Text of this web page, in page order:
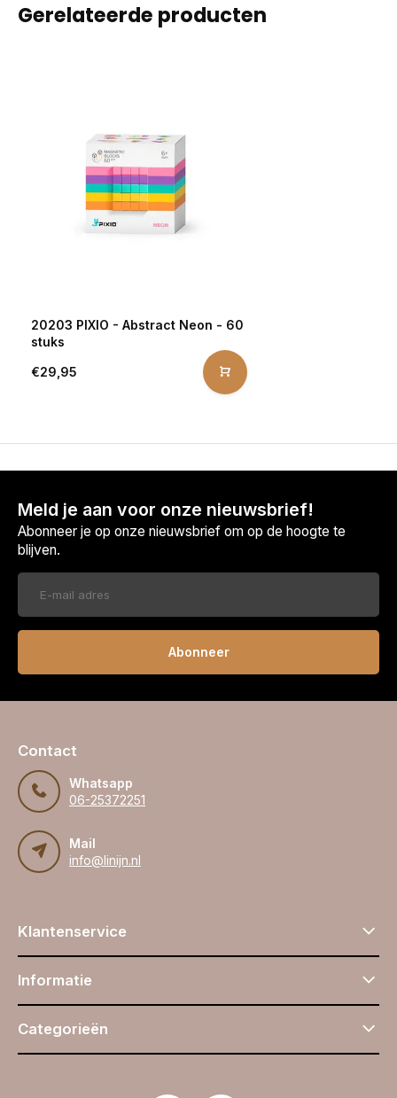
Gerelateerde producten
20203 PIXIO - Abstract Neon - 60
stuks
€29,95
Meld je aan voor onze nieuwsbrief!
Abonneer je op onze nieuwsbrief om op de hoogte te
blijven.
Abonneer
Contact
Whatsapp
06-25372251
Mail
info@linijn.nl
Klantenservice
Informatie
Categorieën